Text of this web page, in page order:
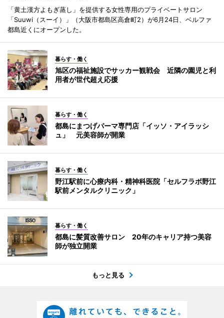
「黄土漢方よもぎ蒸し」を提供する女性専用のプライベートサロン
「Suuwi（スーイ）」（大阪市都島区高倉町2）が6月24日、ベルファ
都島近くにオープンした。
暮らす・働く
旭区の福祉施設でサッカー観戦会 近隣の園児と利
用者が世代超え応援
暮らす・働く
都島にまつげパーマ専門店「イッソ・アイラッシ
ュ」 元美容師が開業
暮らす・働く
野江駅前に心療内科・精神科医院「セルフラボ野江
駅前メンタルクリニック」
暮らす・働く
都島に髪質改善サロン 20年のキャリア持つ美容
師が独立開業
もっと見る